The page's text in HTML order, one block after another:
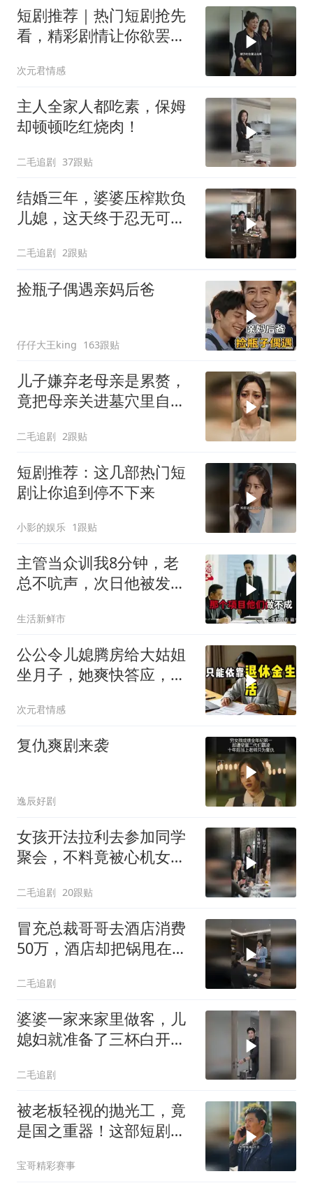
短剧推荐｜热门短剧抢先
看，精彩剧情让你欲罢不
次元君情感
主人全家人都吃素，保姆
却顿顿吃红烧肉！
二毛追剧 37跟贴
结婚三年，婆婆压榨欺负
儿媳，这天终于忍无可
二毛追剧 2跟贴
捡瓶子偶遇亲妈后爸
仔仔大王king 163跟贴
儿子嫌弃老母亲是累赘，
竟把母亲关进墓穴里自生
二毛追剧 2跟贴
短剧推荐：这几部热门短
剧让你追到停不下来
小影的娱乐 1跟贴
主管当众训我8分钟，老
总不吭声，次日他被发配
生活新鲜市
公公令儿媳腾房给大姑姐
坐月子，她爽快答应，出
单
次元君情感
复仇爽剧来袭
逸辰好剧
女孩开法拉利去参加同学
聚会，不料竟被心机女冒
二毛追剧 20跟贴
冒充总裁哥哥去酒店消费
50万，酒店却把锅甩在总
二毛追剧
婆婆一家来家里做客，儿
媳妇就准备了三杯白开
二毛追剧
被老板轻视的抛光工，竟
是国之重器！这部短剧燃
宝哥精彩赛事